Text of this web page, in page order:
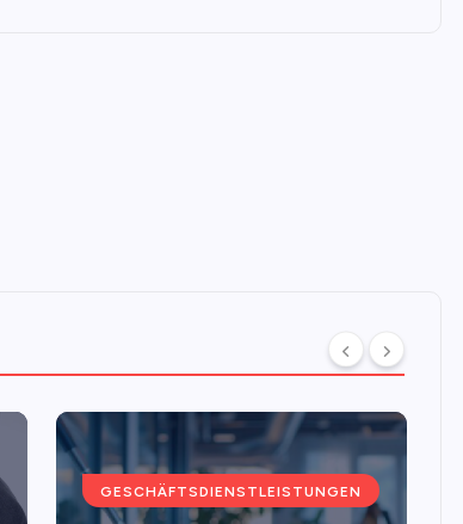
GESCHÄFTSDIENSTLEISTUNGEN